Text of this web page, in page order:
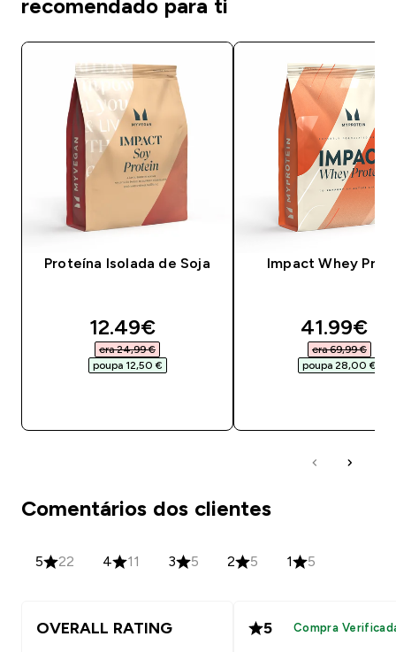
recomendado para ti
Proteína Isolada de Soja
discounted price
12.49€‎
era 24,99 €‎
poupa 12,50 €‎
Impact Whey
41.99€‎
era 69,99 €‎
poupa 28,00 €‎
Comentários dos clientes
5 22 4 11 3 5 2 5 1 5
OVERALL RATING 5 Compra